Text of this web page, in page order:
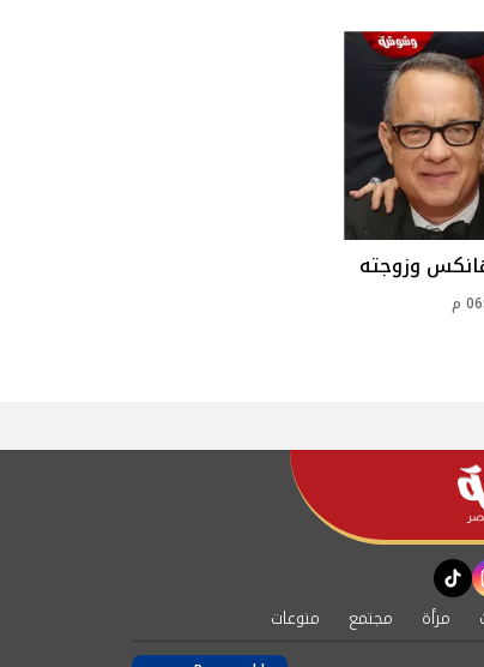
وزوجته
tiktok
مرأة مجتمع
منوعات